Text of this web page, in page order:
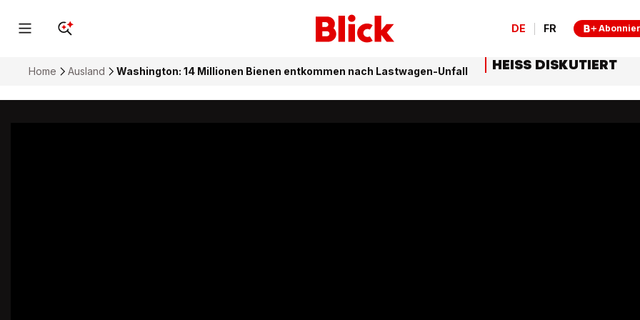
DE FR
Home Ausland Washington: 14 Millionen Bienen entkommen nach Lastwagen-Unfall HEISS DISKUTIERT